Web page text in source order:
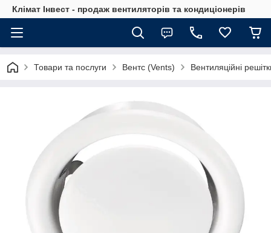
Клімат Інвест - продаж вентиляторів та кондиціонерів
Товари та послуги Вентс (Vents) Вентиляційні